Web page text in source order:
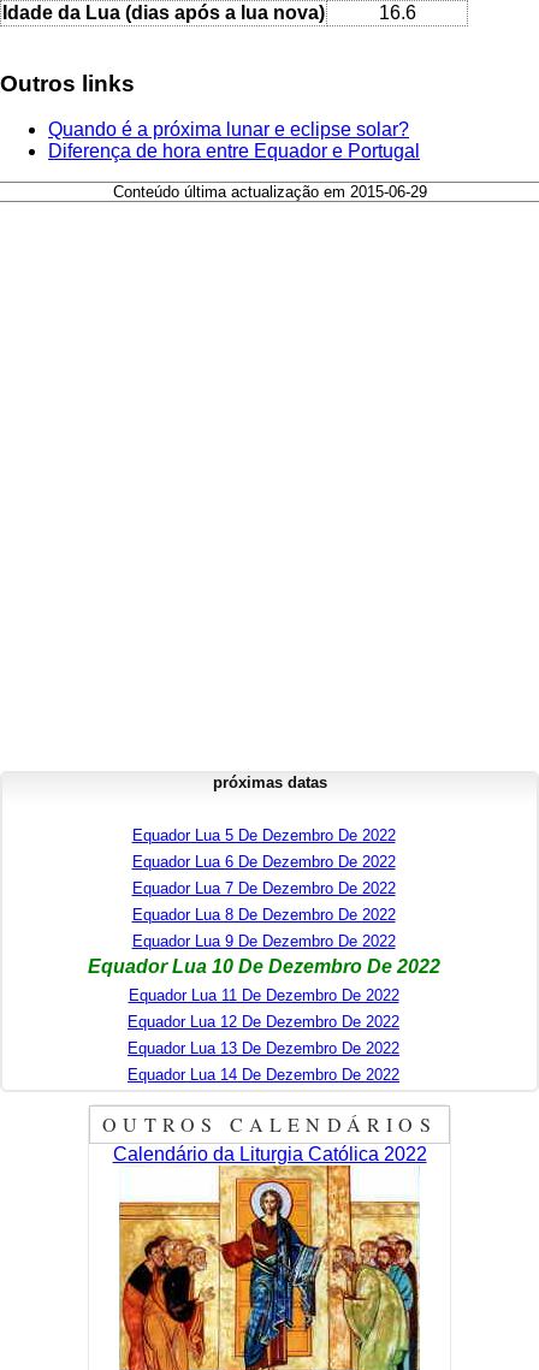
Idade da Lua (dias após a lua nova)
16.6
Outros links
Quando é a próxima lunar e eclipse solar?
Diferença de hora entre Equador e Portugal
Conteúdo última actualização em 2015-06-29
próximas datas
Equador Lua 5 De Dezembro De 2022
Equador Lua 6 De Dezembro De 2022
Equador Lua 7 De Dezembro De 2022
Equador Lua 8 De Dezembro De 2022
Equador Lua 9 De Dezembro De 2022
Equador Lua 10 De Dezembro De 2022
Equador Lua 11 De Dezembro De 2022
Equador Lua 12 De Dezembro De 2022
Equador Lua 13 De Dezembro De 2022
Equador Lua 14 De Dezembro De 2022
OUTROS CALENDÁRIOS
Calendário da Liturgia Católica 2022